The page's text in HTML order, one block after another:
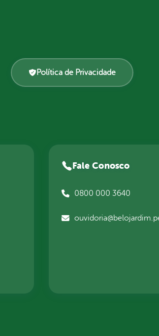
Política de Privacidade
Fale Conosco
0800 000 3640